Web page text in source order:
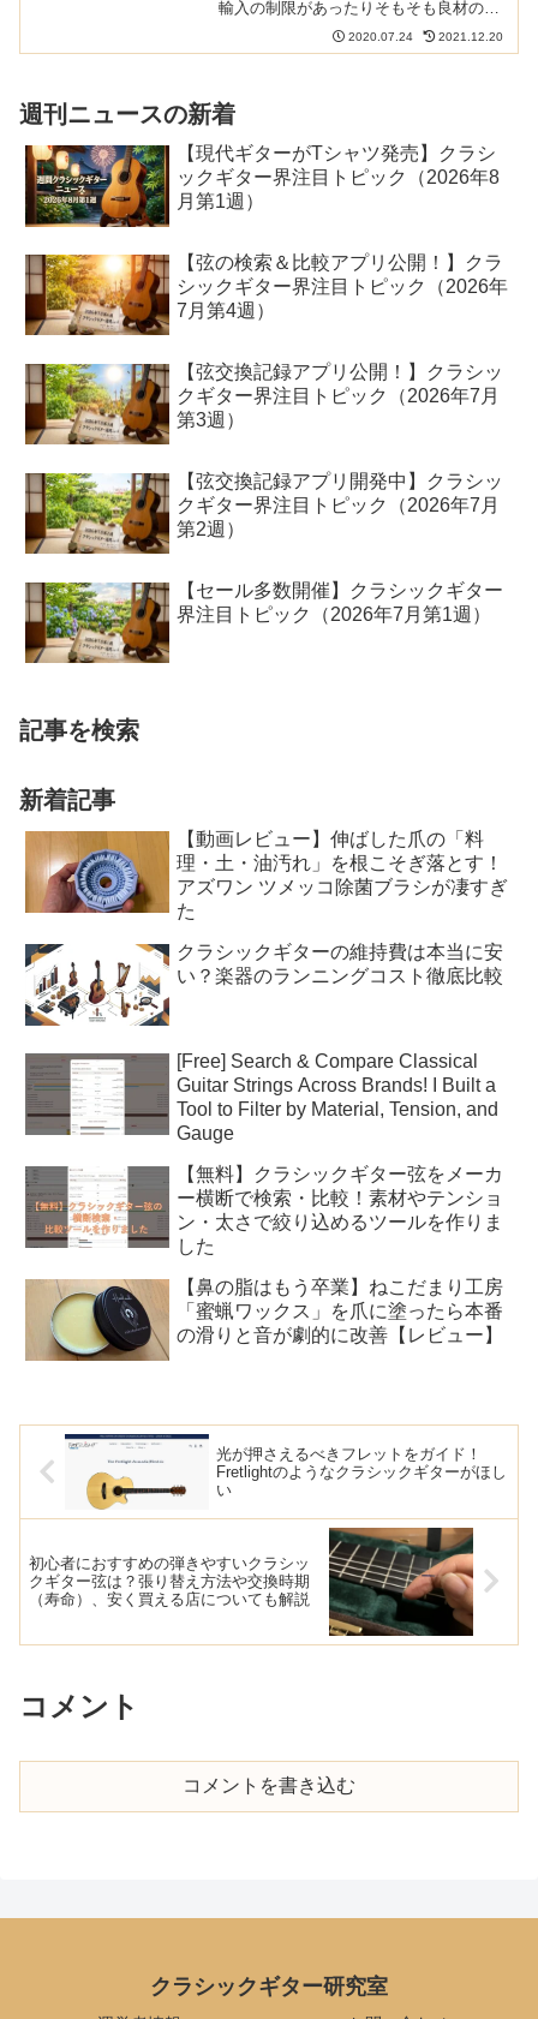
輸入の制限があったりそもそも良材の入
手が難しくなってきています。
KEBONY（ケボニー）といわれる木材は
2020.07.24 2021.12.20
週刊ニュースの新着
【現代ギターがTシャツ発売】クラシ
ックギター界注目トピック（2026年8
月第1週）
【弦の検索＆比較アプリ公開！】クラ
シックギター界注目トピック（2026年
7月第4週）
【弦交換記録アプリ公開！】クラシッ
クギター界注目トピック（2026年7月
第3週）
【弦交換記録アプリ開発中】クラシッ
クギター界注目トピック（2026年7月
第2週）
【セール多数開催】クラシックギター
界注目トピック（2026年7月第1週）
記事を検索
新着記事
【動画レビュー】伸ばした爪の「料
理・土・油汚れ」を根こそぎ落とす！
アズワン ツメッコ除菌ブラシが凄すぎ
た
クラシックギターの維持費は本当に安
い？楽器のランニングコスト徹底比較
[Free] Search & Compare Classical
Guitar Strings Across Brands! I Built a
Tool to Filter by Material, Tension, and
Gauge
【無料】クラシックギター弦をメーカ
ー横断で検索・比較！素材やテンショ
ン・太さで絞り込めるツールを作りま
した
【鼻の脂はもう卒業】ねこだまり工房
「蜜蝋ワックス」を爪に塗ったら本番
の滑りと音が劇的に改善【レビュー】
光が押さえるべきフレットをガイド！
Fretlightのようなクラシックギターがほし
い
初心者におすすめの弾きやすいクラシッ
クギター弦は？張り替え方法や交換時期
（寿命）、安く買える店についても解説
コメント
コメントを書き込む
クラシックギター研究室